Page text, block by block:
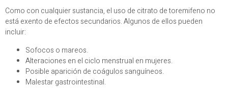
Como con cualquier sustancia, el uso de citrato de toremifeno no
está exento de efectos secundarios. Algunos de ellos pueden
incluir:
Sofocos o mareos.
Alteraciones en el ciclo menstrual en mujeres.
Posible aparición de coágulos sanguíneos.
Malestar gastrointestinal.